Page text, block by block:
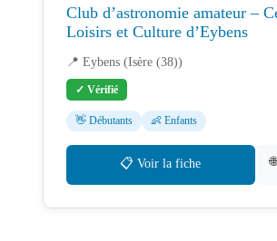
Club d’astronomie amateur –
Loisirs et Culture d’Eybens
📍 Eybens (Isère (38))
✓ Vérifié
👋 Débutants 👶 Enfants
📋 Voir la fiche